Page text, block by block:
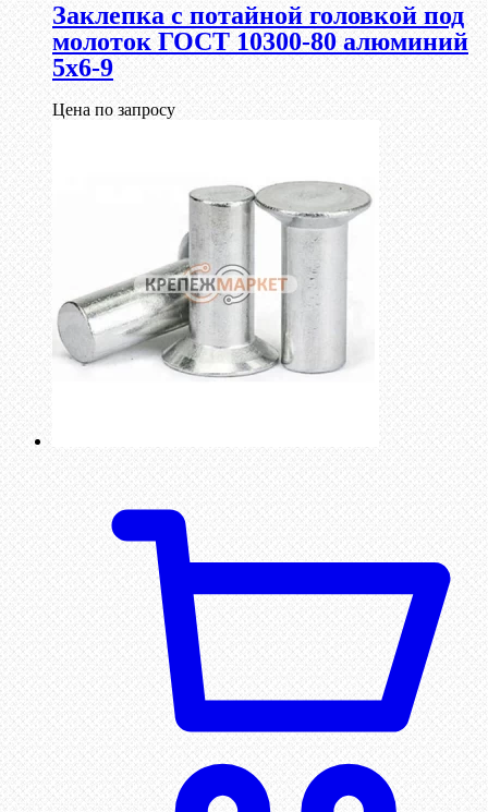
Заклепка с потайной головкой под
молоток ГОСТ 10300-80 алюминий
5х6-9
Цена по запросу